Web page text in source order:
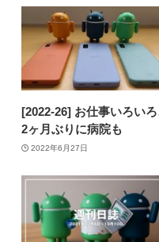
[2022-26] お仕事いろいろ
2ヶ月ぶりに病院も
2022年6月27日